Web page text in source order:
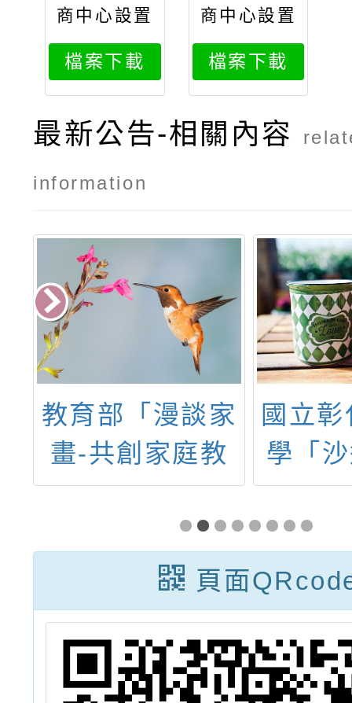
商中心設置
辦法
檔案下載
商中心設置
辦法教育部
令
檔案下載
最新公告-相關內容
information
教育部「漫談家
畫-共創家庭教
育樂章」113年
度家庭教育漫畫
徵件活動簡章
國立
學「
體 Ｘ
2025
分析
頁面